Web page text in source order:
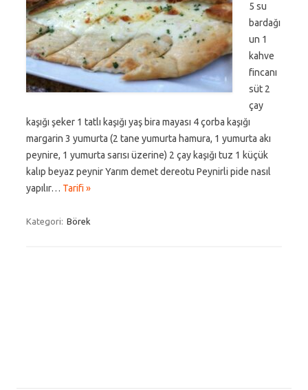
5 su
bardağı
un 1
kahve
fincanı
süt 2
çay
kaşığı şeker 1 tatlı kaşığı yaş bira mayası 4 çorba kaşığı
margarin 3 yumurta (2 tane yumurta hamura, 1 yumurta akı
peynire, 1 yumurta sarısı üzerine) 2 çay kaşığı tuz 1 küçük
kalıp beyaz peynir Yarım demet dereotu Peynirli pide nasıl
yapılır… Tarifi »
Kategori: Börek